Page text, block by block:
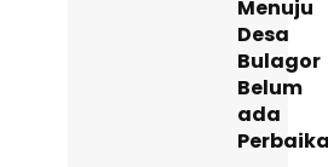
Menuju
Desa
Bulagor
Belum
ada